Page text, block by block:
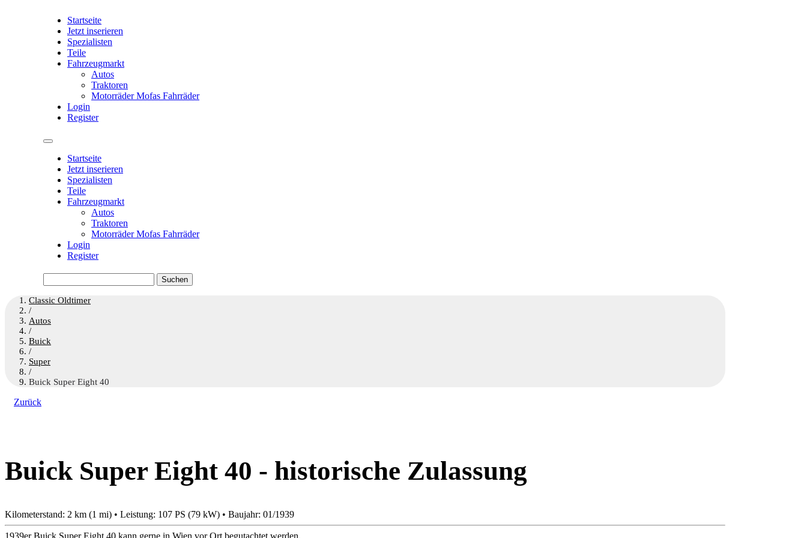
Startseite
Jetzt inserieren
Spezialisten
Teile
Fahrzeugmarkt
Autos
Traktoren
Motorräder Mofas Fahrräder
Login
Register
Startseite
Jetzt inserieren
Spezialisten
Teile
Fahrzeugmarkt
Autos
Traktoren
Motorräder Mofas Fahrräder
Login
Register
nach:
Classic Oldtimer
/
Autos
/
Buick
/
Super
/
Buick Super Eight 40
Zurück
Buick Super Eight 40 - historische Zulassung
Kilometerstand: 2 km (1 mi) • Leistung: 107 PS (79 kW) • Baujahr: 01/1939
1939er Buick Super Eight 40 kann gerne in Wien vor Ort begutachtet werden.